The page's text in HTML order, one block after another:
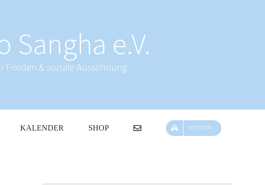
Sangha e.V.
Frieden & soziale Aussöhnung
KALENDER SHOP SPENDEN